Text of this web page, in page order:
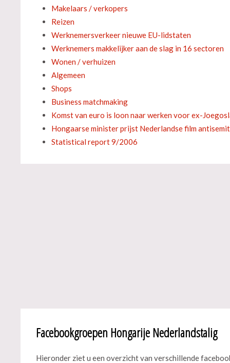
Makelaars / verkopers
Reizen
Werknemersverkeer nieuwe EU-lidstaten
Werknemers makkelijker aan de slag in 16 sectoren
Wonen / verhuizen
Algemeen
Shops
Business matchmaking
Komst van euro is loon naar werken voor ex-
Hongaarse minister prijst Nederlandse film
Statistical report 9/2006
Facebookgroepen Hongarije Nederlandstalig
Hieronder ziet u een overzicht van verschillende